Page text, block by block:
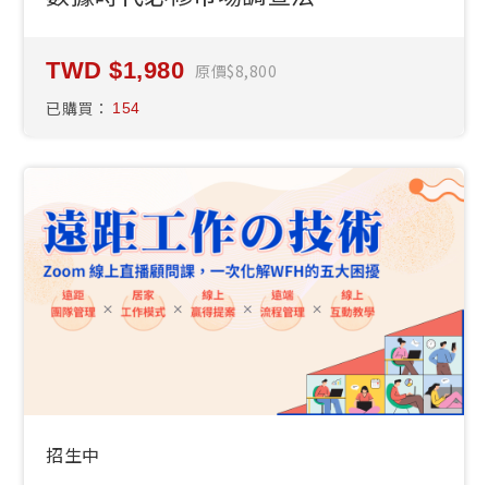
1,980 原價 8,800
已購買：
154
招生中